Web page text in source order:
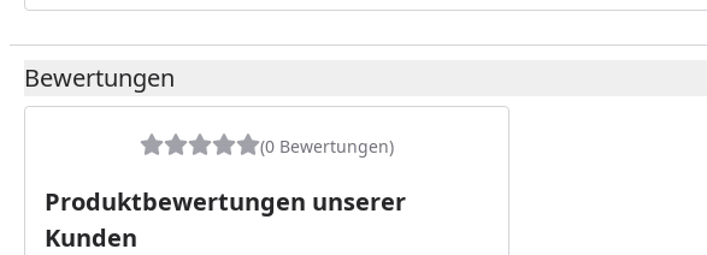
Bewertungen
(0 Bewertungen)
Produktbewertungen unserer
Kunden